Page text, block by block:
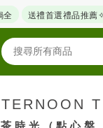
全 送禮首選禮品推薦